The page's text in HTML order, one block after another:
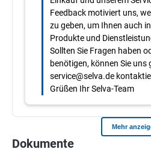
Dokumente